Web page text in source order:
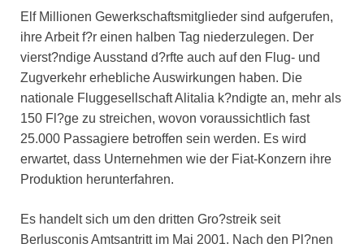
Elf Millionen Gewerkschaftsmitglieder sind aufgerufen,
ihre Arbeit f?r einen halben Tag niederzulegen. Der
vierst?ndige Ausstand d?rfte auch auf den Flug- und
Zugverkehr erhebliche Auswirkungen haben. Die
nationale Fluggesellschaft Alitalia k?ndigte an, mehr als
150 Fl?ge zu streichen, wovon voraussichtlich fast
25.000 Passagiere betroffen sein werden. Es wird
erwartet, dass Unternehmen wie der Fiat-Konzern ihre
Produktion herunterfahren.
Es handelt sich um den dritten Gro?streik seit
Berlusconis Amtsantritt im Mai 2001. Nach den Pl?nen